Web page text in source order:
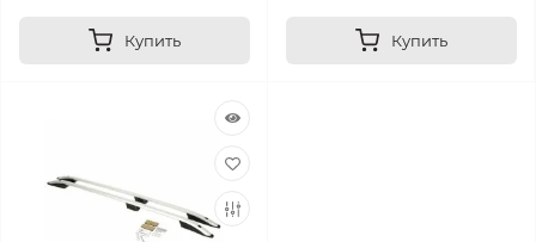
Купить Купить